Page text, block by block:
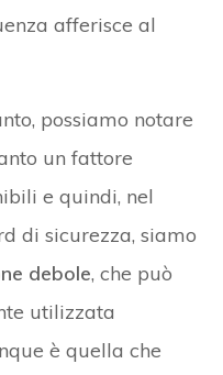
afferisce al
possiamo notare
un fattore
e quindi, nel
di sicurezza, siamo
debole, che può
utilizzata
è quella che